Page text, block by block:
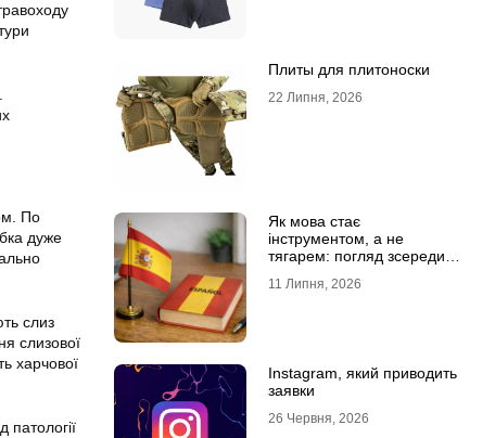
По
дуже
слиз
слизової
харчової
Плиты для плитоноски
22 Липня, 2026
Як мова стає
інструментом, а не
тягарем: погляд зсередини
11 Липня, 2026
Instagram, який приводить
заявки
26 Червня, 2026